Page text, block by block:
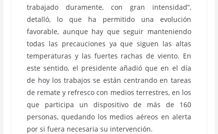
trabajado duramente, con gran intensidad”,
detalló, lo que ha permitido una evolución
favorable, aunque hay que seguir manteniendo
todas las precauciones ya que siguen las altas
temperaturas y las fuertes rachas de viento. En
este sentido, el presidente añadió que en el día
de hoy los trabajos se están centrando en tareas
de remate y refresco con medios terrestres, en los
que participa un dispositivo de más de 160
personas, quedando los medios aéreos en alerta
por si fuera necesaria su intervención.